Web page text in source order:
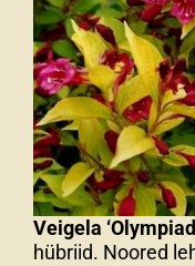
Veigela
hübriid. Noored